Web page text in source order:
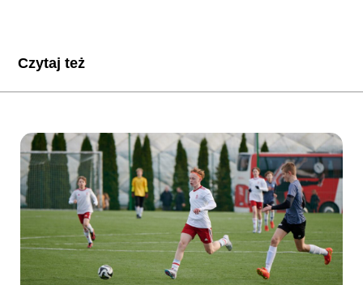
Czytaj też